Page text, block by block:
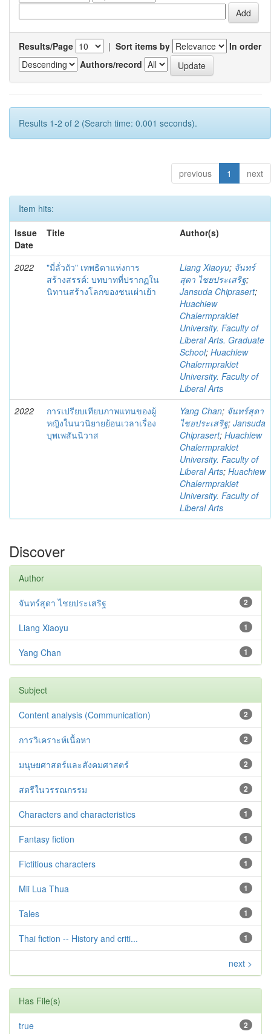
Results/Page | Sort items by
In order
Authors/record
Results 1-2 of 2 (Search time: 0.001 seconds).
previous 1 next
Item hits:
Issue
Date
Title Author(s)
2022
"มี่ลั่วถัว" เทพธิดาแห่งการ
สร้างสรรค์: บทบาทที่ปรากฏใน
นิทานสร้างโลกของชนเผ่าเย้า
Liang Xiaoyu; จันทร์
สุดา ไชยประเสริฐ;
Jansuda Chiprasert;
Huachiew
Chalermprakiet
University. Faculty of
Liberal Arts. Graduate
School; Huachiew
Chalermprakiet
University. Faculty of
Liberal Arts
2022
การเปรียบเทียบภาพแทนของผู้
หญิงในนวนิยายย้อนเวลาเรื่อง
บุพเพสันนิวาส
Yang Chan; จันทร์สุดา
ไชยประเสริฐ; Jansuda
Chiprasert; Huachiew
Chalermprakiet
University. Faculty of
Liberal Arts; Huachiew
Chalermprakiet
University. Faculty of
Liberal Arts
Discover
Author
2
จันทร์สุดา ไชยประเสริฐ
1
Liang Xiaoyu
1
Yang Chan
Subject
2
Content analysis (Communication)
2
การวิเคราะห์เนื้อหา
2
มนุษยศาสตร์และสังคมศาสตร์
2
สตรีในวรรณกรรม
1
Characters and characteristics
1
Fantasy fiction
1
Fictitious characters
1
Mii Lua Thua
1
Tales
1
Thai fiction -- History and criti...
next >
Has File(s)
2
true